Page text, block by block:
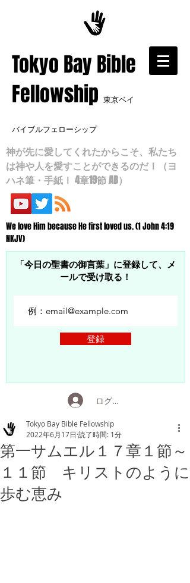
​Tokyo Bay Bible
Fellowship 東京ベイ
バイブルフェローシップ
神が先に愛してくれたからこそ、私たち
は神や人を愛すことができるのだ！（ヨ
ハネ筆・手紙Ⅰ 4章19節 AB）
We love Him because He first loved us. (1 John 4:19
NKJV)
「今日の聖書の御言葉」に登録して、メ
ールで受け取る！
登録
ログイン
第一サムエル１７章１節～
１１節 キリストのように
歩む恵み
Tokyo Bay Bible Fellowship
2022年6月17日 読了時間: 1分